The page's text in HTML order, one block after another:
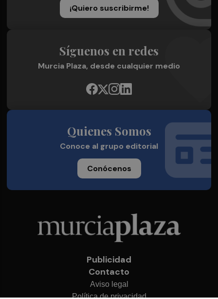
¡Quiero suscribirme!
Síguenos en redes
Murcia Plaza, desde cualquier medio
Quienes Somos
Conoce al grupo editorial
Conócenos
Publicidad
Contacto
Aviso legal
Política de privacidad